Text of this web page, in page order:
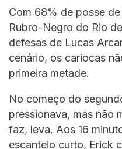
Com 68% de posse
Rubro-Negro do Rio
defesas de Lucas
cenário, os cariocas
primeira metade.
No começo do
pressionava, mas não
faz, leva. Aos 16
escanteio curto, Erick